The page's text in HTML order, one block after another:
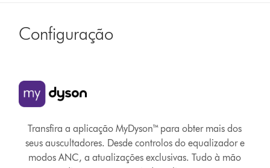
Configuração
Transfira a aplicação MyDyson™ para obter mais dos
seus auscultadores. Desde controlos do equalizador e
modos ANC, a atualizações exclusivas. Tudo à mão